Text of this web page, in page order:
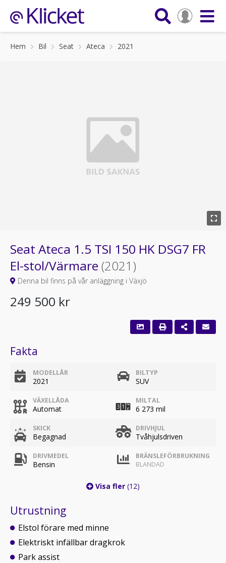
Hem Bil Seat Ateca 2021
Seat Ateca 1.5 TSI 150 HK DSG7 FR
El-stol/Värmare (2021)
Denna bil finns på vår anläggning i Växjö
249 500 kr
Fakta
MODELLÅR
2021
BILTYP
SUV
VÄXELLÅDA
Automat
MILTAL
6 273 mil
SKICK
Begagnad
DRIVHJUL
Tvåhjulsdriven
DRIVMEDEL
Bensin
BRÄNSLEFÖRBRUKNING
BLANDAD
Visa fler (12)
Utrustning
Elstol förare med minne
Elektriskt infällbar dragkrok
Park assist